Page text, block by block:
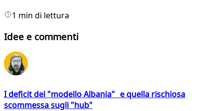
1 min di lettura
Idee e commenti
I deficit del "modello Albania" e quella rischiosa
scommessa sugli "hub"